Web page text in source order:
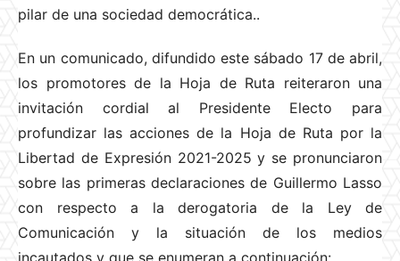
pilar de una sociedad democrática..
En un comunicado, difundido este sábado 17 de abril,
los promotores de la Hoja de Ruta reiteraron una
invitación cordial al Presidente Electo para
profundizar las acciones de la Hoja de Ruta por la
Libertad de Expresión 2021-2025 y se pronunciaron
sobre las primeras declaraciones de Guillermo Lasso
con respecto a la derogatoria de la Ley de
Comunicación y la situación de los medios